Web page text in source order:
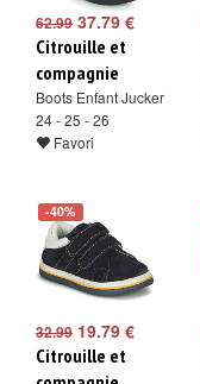
62.99 37.79 €
Citrouille et
compagnie
Boots Enfant Jucker
24 - 25 - 26
Favori
-40%
32.99 19.79 €
Citrouille et